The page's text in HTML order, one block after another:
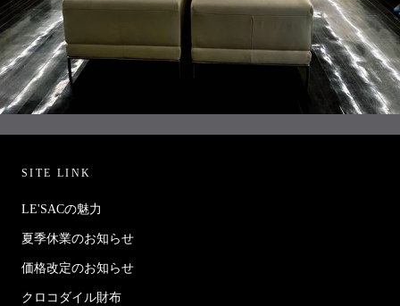
SITE LINK
LE'SACの魅力
夏季休業のお知らせ
価格改定のお知らせ
クロコダイル財布